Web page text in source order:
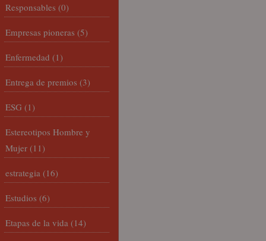
Responsables (0)
Empresas pioneras (5)
Enfermedad (1)
Entrega de premios (3)
ESG (1)
Estereotipos Hombre y
Mujer (11)
estrategia (16)
Estudios (6)
Etapas de la vida (14)